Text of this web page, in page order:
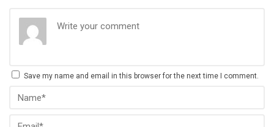
Save my name and email in this browser for the next time I comment.